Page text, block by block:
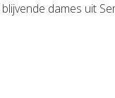
dames uit